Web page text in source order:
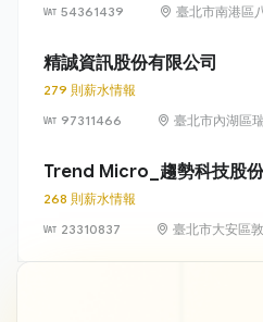
54361439 臺北市南港區
精誠資訊股份有限公司
279 則薪水情報
97311466
臺北市內湖區
Trend Micro_趨勢科技股份
268 則薪水情報
23310837
臺北市大安區